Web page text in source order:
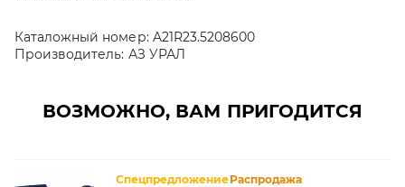
Каталожный номер: A21R23.5208600
Производитель: АЗ УРАЛ
ВОЗМОЖНО, ВАМ ПРИГОДИТСЯ
СпецпредложениеРаспродажа